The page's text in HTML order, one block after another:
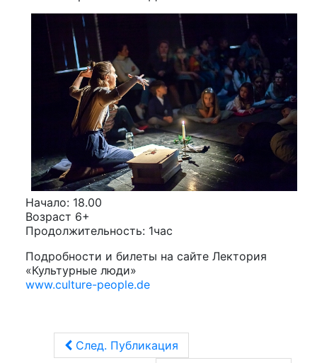
Начало: 18.00
Возраст 6+
Продолжительность: 1час
Подробности и билеты на сайте Лектория
«Культурные люди»
www.culture-people.de
След. Публикация